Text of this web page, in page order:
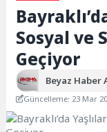
Sosyal ve
Geçiyor
Beyaz Haber
Güncelleme: 23 Mar